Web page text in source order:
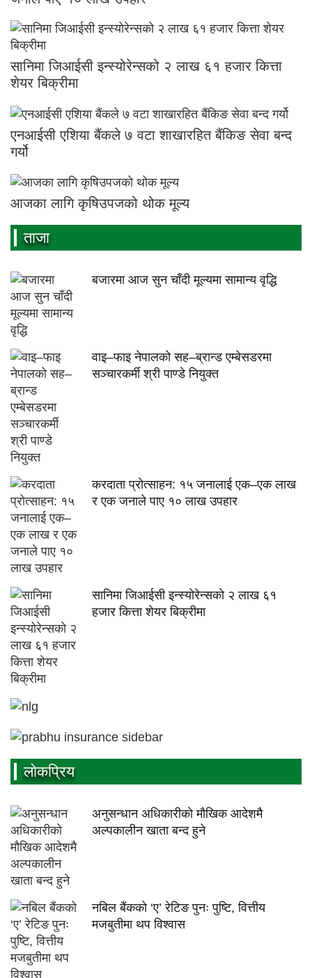
सानिमा जिआईसी इन्स्योरेन्सको २ लाख ६१ हजार कित्ता
शेयर बिक्रीमा
एनआईसी एशिया बैंकले ७ वटा शाखारहित बैंकिङ सेवा बन्द
गर्यो
आजका लागि कृषिउपजको थोक मूल्य
ताजा
बजारमा आज सुन चाँदी मूल्यमा सामान्य वृद्धि
वाइ–फाइ नेपालको सह–ब्रान्ड एम्बेसडरमा
सञ्चारकर्मी श्री पाण्डे नियुक्त
करदाता प्रोत्साहन: १५ जनालाई एक–एक लाख
र एक जनाले पाए १० लाख उपहार
सानिमा जिआईसी इन्स्योरेन्सको २ लाख ६१
हजार कित्ता शेयर बिक्रीमा
लाेकप्रिय
अनुसन्धान अधिकारीकाे माैखिक आदेशमै
अल्पकालीन खाता बन्द हुने
नबिल बैंकको ‘ए’ रेटिङ पुनः पुष्टि, वित्तीय
मजबुतीमा थप विश्वास